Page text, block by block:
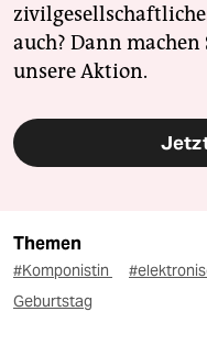
auch? Dann
unsere Aktion.
Themen
#Komponistin
Geburtstag